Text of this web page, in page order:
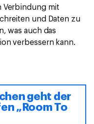
Verbindung mit
und Daten zu
was auch das
verbessern kann.
geht der
„Room To